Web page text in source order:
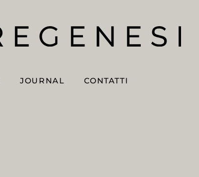
JOURNAL CONTATTI